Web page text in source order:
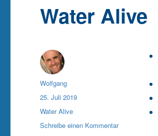
Water Alive
Autor
Wolfgang
Veröffentlicht
am
25. Juli 2019
Kategorien
Water Alive
Schreibe einen Kommentarzu